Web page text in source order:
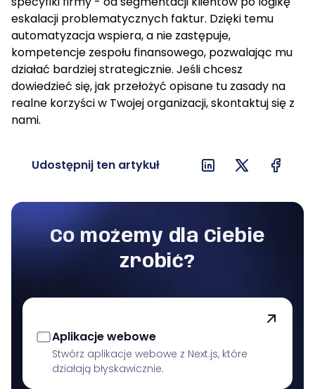
eskalacji problematycznych faktur. Dzięki temu
automatyzacja wspiera, a nie zastępuje,
kompetencje zespołu finansowego, pozwalając mu
działać bardziej strategicznie. Jeśli chcesz
dowiedzieć się, jak przełożyć opisane tu zasady na
realne korzyści w Twojej organizacji, skontaktuj się z
nami.
Udostępnij ten artykuł
Co możemy dla Ciebie
zrobić?
Aplikacje webowe
Stwórz aplikacje webowe z Next.js, które
działają błyskawicznie.